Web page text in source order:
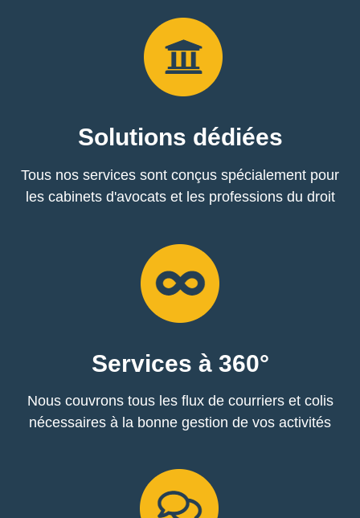
Solutions dédiées
Tous nos services sont conçus spécialement pour
les cabinets d'avocats et les professions du droit
Services à 360°
Nous couvrons tous les flux de courriers et colis
nécessaires à la bonne gestion de vos activités